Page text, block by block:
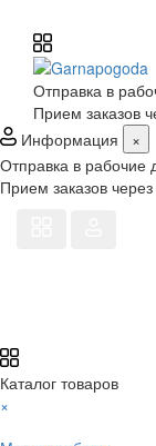
Отправка в
Прием заказов
Информация
×
Отправка в рабочие
Прием заказов через
Каталог товаров
×